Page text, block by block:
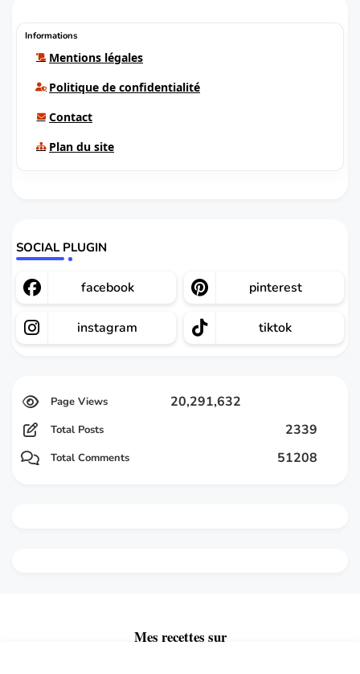
Informations
Mentions légales
Politique de confidentialité
Contact
Plan du site
SOCIAL PLUGIN
facebook pinterest
instagram tiktok
20,291,632
Total Posts 2339
Total Comments 51208
Mes recettes sur